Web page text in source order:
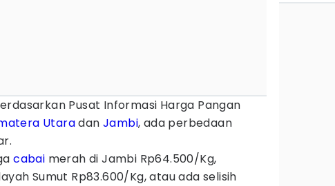
Pusat Informasi Harga Pangan
UtaradanJambi, ada perbedaan
cabai merah di Jambi Rp64.500/Kg,
Sumut Rp83.600/Kg, atau ada selisih